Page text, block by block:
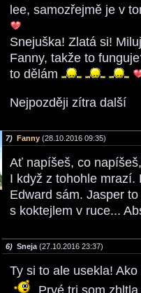
lee, samozřejmě je v
Snejuška! Zlatá si!
Fanny, takže to
to dělám
Nejpozději zítra další
7) Fanny (28.10.2016 09:35)
Ať napíšeš, co
I když z tohohle mrazí.
Edward sám. Jasper
s koktejlem v ruce...
6) Sneja (27.10.2016 23:37)
Ty si to ale usekla!